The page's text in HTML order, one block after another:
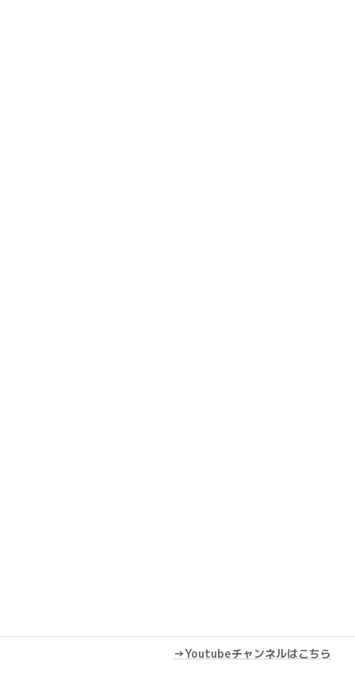
→Youtubeチャンネルはこちら